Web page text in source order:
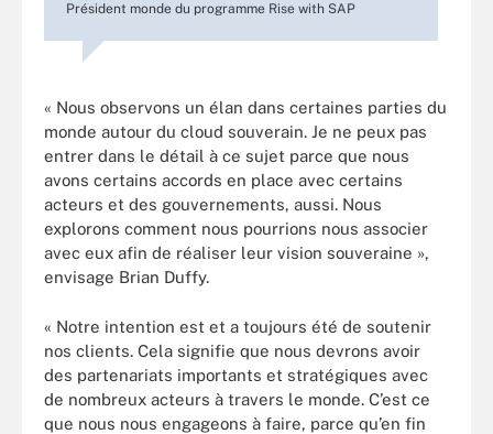
Président monde du programme Rise with SAP
« Nous observons un élan dans certaines parties du
monde autour du cloud souverain. Je ne peux pas
entrer dans le détail à ce sujet parce que nous
avons certains accords en place avec certains
acteurs et des gouvernements, aussi. Nous
explorons comment nous pourrions nous associer
avec eux afin de réaliser leur vision souveraine »,
envisage Brian Duffy.
« Notre intention est et a toujours été de soutenir
nos clients. Cela signifie que nous devrons avoir
des partenariats importants et stratégiques avec
de nombreux acteurs à travers le monde. C’est ce
que nous nous engageons à faire, parce qu’en fin